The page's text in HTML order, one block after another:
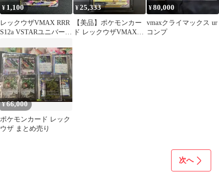
¥ 1,100
レックウザVMAX RRR
S12a VSTARユニバース
¥25,333
【美品】ポケモンカー
ド レックウザVMAX
¥80,000
vmaxクライマックス ur
コンプ
¥66,000
ポケモンカード レック
ウザ まとめ売り
次へ